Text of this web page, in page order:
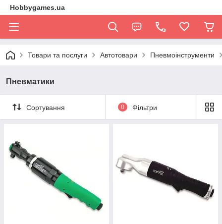
Hobbygames.ua
Товари та послуги Автотовари Пневмоінструменти
Пневматики
Сортування 0 Фільтри